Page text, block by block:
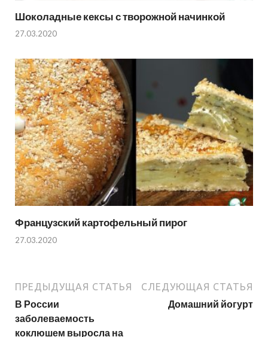
Шоколадные кексы с творожной начинкой
27.03.2020
Французский картофельный пирог
27.03.2020
ПРЕДЫДУЩАЯ СТАТЬЯ
В России
заболеваемость
коклюшем выросла на
СЛЕДУЮЩАЯ СТАТЬЯ
Домашний йогурт